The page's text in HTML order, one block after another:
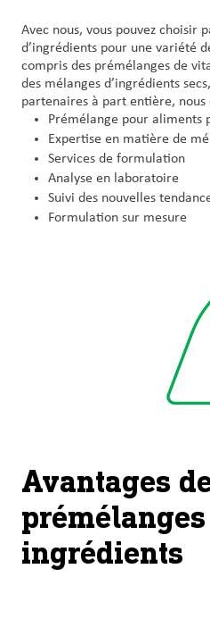
Avec nous, vous pouvez choisir
d’ingrédients pour une variété
compris des prémélanges de
des mélanges d’ingrédients
partenaires à part entière, nous
Prémélange pour aliments
Expertise en matière de
Services de formulation
Analyse en laboratoire
Suivi des nouvelles
Formulation sur mesure
Avantages
ingrédients